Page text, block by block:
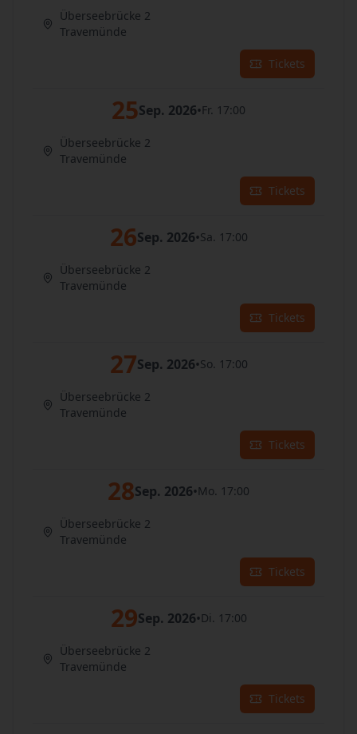
Überseebrücke 2
Travemünde
Tickets
25Sep. 2026•Fr. 17:00
Überseebrücke 2
Travemünde
Tickets
26Sep. 2026•Sa. 17:00
Überseebrücke 2
Travemünde
Tickets
27Sep. 2026•So. 17:00
Überseebrücke 2
Travemünde
Tickets
28Sep. 2026•Mo. 17:00
Überseebrücke 2
Travemünde
Tickets
29Sep. 2026•Di. 17:00
Überseebrücke 2
Travemünde
Tickets